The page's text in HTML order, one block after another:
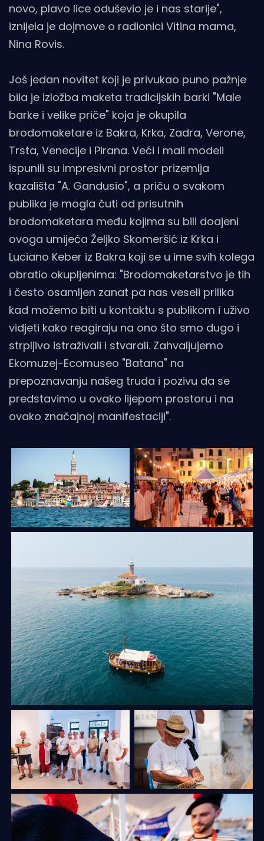
novo, plavo lice oduševio je i nas starije",
iznijela je dojmove o radionici Vitina mama,
Nina Rovis.
Još jedan novitet koji je privukao puno pažnje
bila je izložba maketa tradicijskih barki "Male
barke i velike priče" koja je okupila
brodomaketare iz Bakra, Krka, Zadra, Verone,
Trsta, Venecije i Pirana. Veći i mali modeli
ispunili su impresivni prostor prizemlja
kazališta "A. Gandusio", a priču o svakom
publika je mogla čuti od prisutnih
brodomaketara među kojima su bili doajeni
ovoga umijeća Željko Skomeršić iz Krka i
Luciano Keber iz Bakra koji se u ime svih kolega
obratio okupljenima: "Brodomaketarstvo je tih
i često osamljen zanat pa nas veseli prilika
kad možemo biti u kontaktu s publikom i uživo
vidjeti kako reagiraju na ono što smo dugo i
strpljivo istraživali i stvarali. Zahvaljujemo
Ekomuzej-Ecomuseo "Batana" na
prepoznavanju našeg truda i pozivu da se
predstavimo u ovako lijepom prostoru i na
ovako značajnoj manifestaciji".